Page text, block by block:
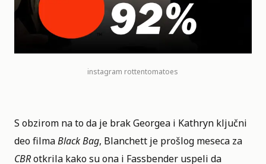
instagram rottentomatoes
S obzirom na to da je brak Georgea i Kathryn ključni
deo filmaBlack Bag, Blanchett je prošlog meseca za
CBRotkrila kako su ona i Fassbender uspeli da